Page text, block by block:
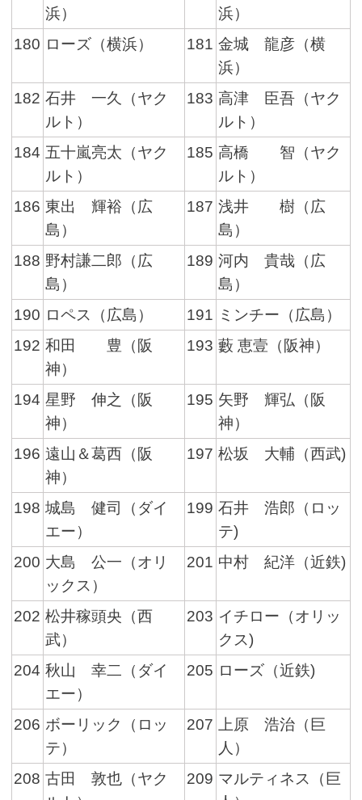
浜）
浜）
180 ローズ（横浜） 181 金城 龍彦（横
浜）
182 石井 一久（ヤク
ルト）
183 高津 臣吾（ヤク
ルト）
184 五十嵐亮太（ヤク
ルト）
185 高橋 智（ヤク
ルト）
186 東出 輝裕（広
島）
187 浅井 樹（広
島）
188 野村謙二郎（広
島）
189 河内 貴哉（広
島）
190 ロペス（広島） 191 ミンチー（広島）
192 和田 豊（阪
神）
193 藪 恵壹（阪神）
194 星野 伸之（阪
神）
195 矢野 輝弘（阪
神）
196 遠山＆葛西（阪
神）
197 松坂 大輔（西武)
198 城島 健司（ダイ
エー）
199 石井 浩郎（ロッ
テ)
200 大島 公一（オリ
ックス）
201 中村 紀洋（近鉄)
202 松井稼頭央（西
武）
203 イチロー（オリッ
クス)
204 秋山 幸二（ダイ
エー）
205 ローズ（近鉄)
206 ボーリック（ロッ
テ）
207 上原 浩治（巨
人）
208 古田 敦也（ヤク
209 マルティネス（巨